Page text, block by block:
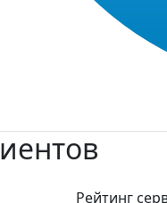
Рейтинг